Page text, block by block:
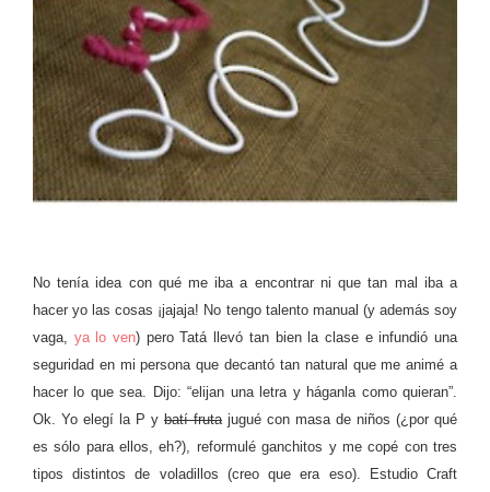
No tenía idea con qué me iba a encontrar ni que tan mal iba a
hacer yo las cosas ¡jajaja! No tengo talento manual (y además soy
vaga, ya lo ven) pero Tatá llevó tan bien la clase e infundió una
seguridad en mi persona que decantó tan natural que me animé a
hacer lo que sea. Dijo: “elijan una letra y háganla como quieran”.
Ok. Yo elegí la P y batí frutajugué con masa de niños (¿por qué
es sólo para ellos, eh?), reformulé ganchitos y me copé con tres
tipos distintos de voladillos (creo que era eso). Estudio Craft